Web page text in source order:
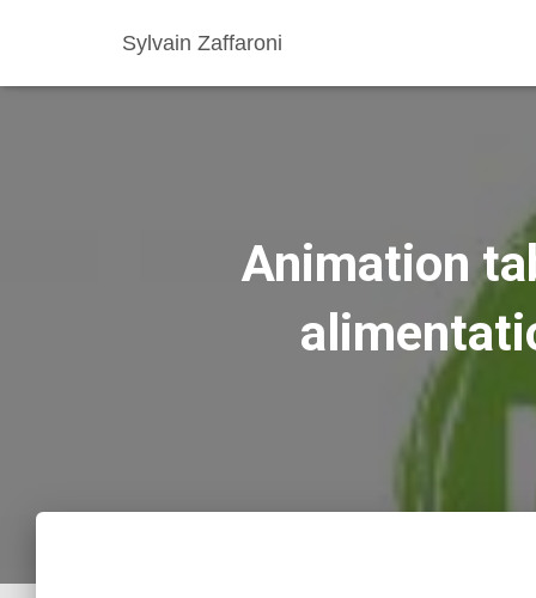
Sylvain Zaffaroni
Animation